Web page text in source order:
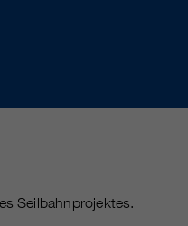
Seilbahnprojektes.